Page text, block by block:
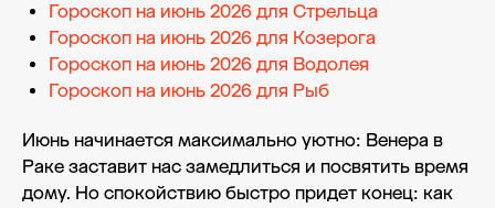
Гороскоп на июнь 2026 для Стрельца
Гороскоп на июнь 2026 для Козерога
Гороскоп на июнь 2026 для Водолея
Гороскоп на июнь 2026 для Рыб
Июнь начинается максимально уютно: Венера в
Раке заставит нас замедлиться и посвятить время
дому. Но спокойствию быстро придет конец: как